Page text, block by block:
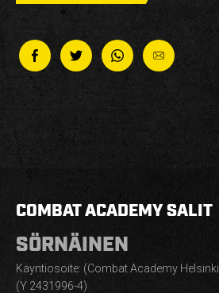
COMBAT ACADEMY SALIT
SÖRNÄINEN
Käyntiosoite: (Combat Academy Helsinki
(Y 2431996-4)